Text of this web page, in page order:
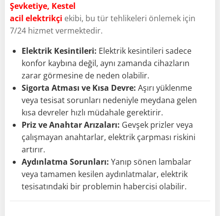
Şevketiye, Kestel
acil elektrikçi ekibi, bu tür tehlikeleri önlemek için
7/24 hizmet vermektedir.
Elektrik Kesintileri: Elektrik kesintileri sadece
konfor kaybına değil, aynı zamanda cihazların
zarar görmesine de neden olabilir.
Sigorta Atması ve Kısa Devre: Aşırı yüklenme
veya tesisat sorunları nedeniyle meydana gelen
kısa devreler hızlı müdahale gerektirir.
Priz ve Anahtar Arızaları: Gevşek prizler veya
çalışmayan anahtarlar, elektrik çarpması riskini
artırır.
Aydınlatma Sorunları: Yanıp sönen lambalar
veya tamamen kesilen aydınlatmalar, elektrik
tesisatındaki bir problemin habercisi olabilir.